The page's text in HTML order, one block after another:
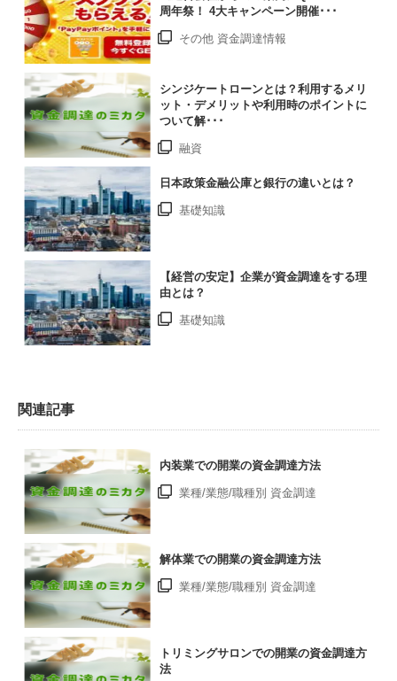
周年祭！ 4大キャンペーン開催･･･
その他 資金調達情報
シンジケートローンとは？利用するメリ
ット・デメリットや利用時のポイントに
ついて解･･･
融資
日本政策金融公庫と銀行の違いとは？
基礎知識
【経営の安定】企業が資金調達をする理
由とは？
基礎知識
関連記事
内装業での開業の資金調達方法
業種/業態/職種別 資金調達
解体業での開業の資金調達方法
業種/業態/職種別 資金調達
トリミングサロンでの開業の資金調達方
法